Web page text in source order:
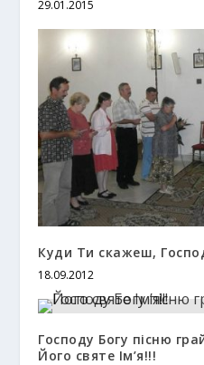
29.01.2015
Куди Ти скажеш,
18.09.2012
Господу Богу пісню
Його святе Ім’я!!!